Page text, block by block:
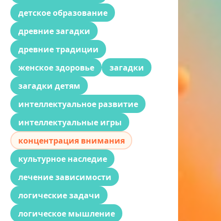
детское образование
древние загадки
древние традиции
женское здоровье
загадки
загадки детям
интеллектуальное развитие
интеллектуальные игры
концентрация внимания
культурное наследие
лечение зависимости
логические задачи
логическое мышление